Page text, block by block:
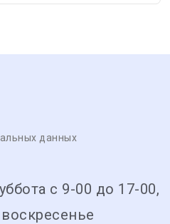
данных
с 9-00 до 17-00,